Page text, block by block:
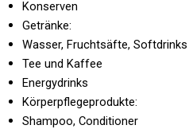
Konserven
Getränke:
Wasser, Fruchtsäfte, Softdrinks
Tee und Kaffee
Energydrinks
Körperpflegeprodukte:
Shampoo, Conditioner